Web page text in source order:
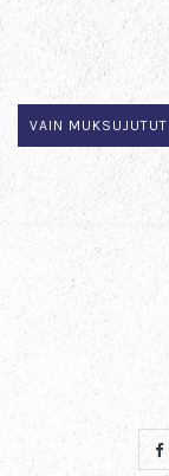
VAIN MUKSUJUTUT